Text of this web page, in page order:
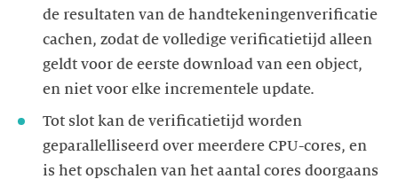
de resultaten van de handtekeningenverificatie
cachen, zodat de volledige verificatietijd alleen
geldt voor de eerste download van een object,
en niet voor elke incrementele update.
Tot slot kan de verificatietijd worden
geparallelliseerd over meerdere CPU-cores, en
is het opschalen van het aantal cores doorgaans